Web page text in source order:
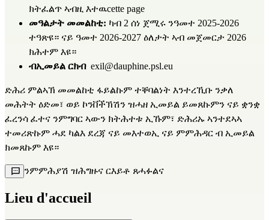
ክትፈልጥ ኣብዚ እተዉcette page
መዓልታት መመልከቲ: ካብ 2 ሰነ ጀሚሩ ንዓመተ 2025-2026
ተዓጽዩ። ናይ ዓመተ 2026-2027 ዕለታት ኣብ መጀመርታ 2026
ክሕተም እዩ።
ብኢመይል ርክብ exil@dauphine.psl.eu
ድሕሪ ምልኣኽ መመልከቲ ፋይልኩም ተቐባልነት እንተረኺቡ ንቃለ
መሕትት ዕድመ፣ ወይ ኮንቨችኽሽን ዝሓዘ ኢመይል ይመጸኩምን ናይ ቋንቋ
ፈረንሳ ፈተና ንምግባር ኣውን ክትሕተቱ ኢኹም፣ ድሕሪኡ ኣንተደኣኣ
ተመሪጽኩም ሓደ ካልእ ደረጃ ናይ መእተወኢ ናይ ምምሕዳር ብ ኢመይል
ክመጸኩም እዩ።
ንምምሕያሽ ዝሕግዙና ርእይቶ ጸሓፉልና
Lieu d'accueil